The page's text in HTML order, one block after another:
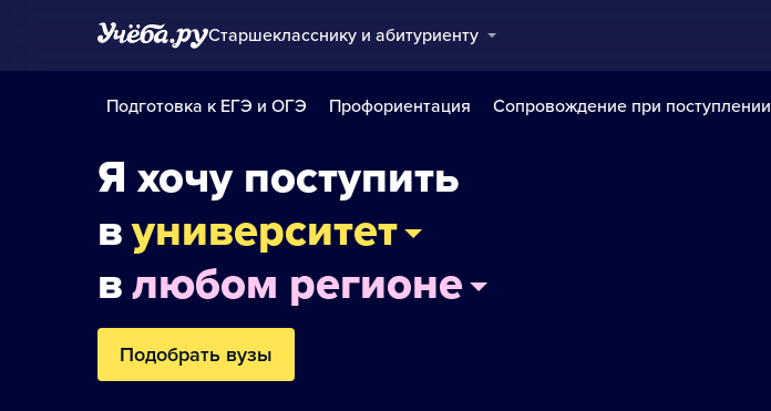
Старшекласснику и абитуриенту
Подготовка к ЕГЭ и ОГЭ Профориентация Сопровождение при поступлении
Я хочу поступить
вуниверситет
влюбом регионе
Подобрать вузы